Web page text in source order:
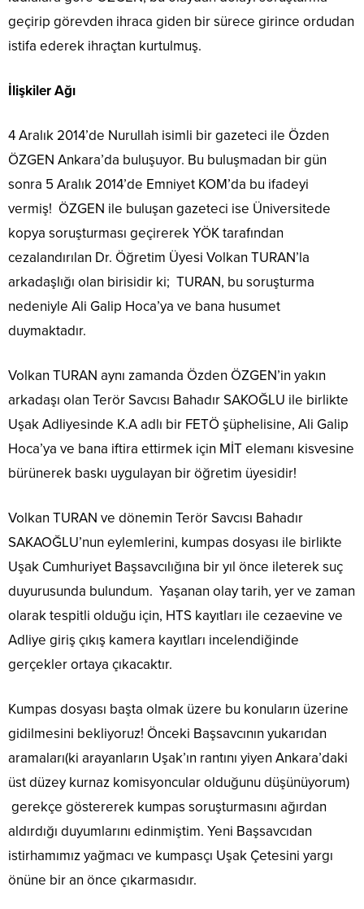
geçirip görevden ihraca giden bir sürece girince ordudan
istifa ederek ihraçtan kurtulmuş.
İlişkiler Ağı
4 Aralık 2014’de Nurullah isimli bir gazeteci ile Özden
ÖZGEN Ankara’da buluşuyor. Bu buluşmadan bir gün
sonra 5 Aralık 2014’de Emniyet KOM’da bu ifadeyi
vermiş! ÖZGEN ile buluşan gazeteci ise Üniversitede
kopya soruşturması geçirerek YÖK tarafından
cezalandırılan Dr. Öğretim Üyesi Volkan TURAN’la
arkadaşlığı olan birisidir ki; TURAN, bu soruşturma
nedeniyle Ali Galip Hoca’ya ve bana husumet
duymaktadır.
Volkan TURAN aynı zamanda Özden ÖZGEN’in yakın
arkadaşı olan Terör Savcısı Bahadır SAKOĞLU ile birlikte
Uşak Adliyesinde K.A adlı bir FETÖ şüphelisine, Ali Galip
Hoca’ya ve bana iftira ettirmek için MİT elemanı kisvesine
bürünerek baskı uygulayan bir öğretim üyesidir!
Volkan TURAN ve dönemin Terör Savcısı Bahadır
SAKAOĞLU’nun eylemlerini, kumpas dosyası ile birlikte
Uşak Cumhuriyet Başsavcılığına bir yıl önce ileterek suç
duyurusunda bulundum. Yaşanan olay tarih, yer ve zaman
olarak tespitli olduğu için, HTS kayıtları ile cezaevine ve
Adliye giriş çıkış kamera kayıtları incelendiğinde
gerçekler ortaya çıkacaktır.
Kumpas dosyası başta olmak üzere bu konuların üzerine
gidilmesini bekliyoruz! Önceki Başsavcının yukarıdan
aramaları(ki arayanların Uşak’ın rantını yiyen Ankara’daki
üst düzey kurnaz komisyoncular olduğunu düşünüyorum)
gerekçe göstererek kumpas soruşturmasını ağırdan
aldırdığı duyumlarını edinmiştim. Yeni Başsavcıdan
istirhamımız yağmacı ve kumpasçı Uşak Çetesini yargı
önüne bir an önce çıkarmasıdır.